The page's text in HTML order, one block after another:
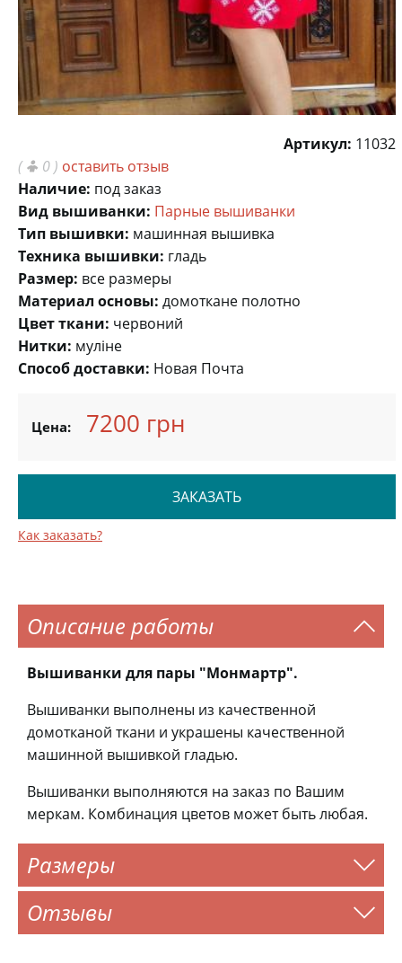
Артикул: 11032
(
0 ) оставить отзыв
Наличие: под заказ
Вид вышиванки: Парные вышиванки
Тип вышивки: машинная вышивка
Техника вышивки: гладь
Размер: все размеры
Материал основы: домоткане полотно
Цвет ткани: червоний
Нитки: муліне
Способ доставки: Новая Почта
Цена: 7200 грн
ЗАКАЗАТЬ
Как заказать?
Описание работы
Вышиванки для пары "Монмартр".
Вышиванки выполнены из качественной
домотканой ткани и украшены качественной
машинной вышивкой гладью.
Вышиванки выполняются на заказ по Вашим
меркам. Комбинация цветов может быть любая.
Размеры
Отзывы